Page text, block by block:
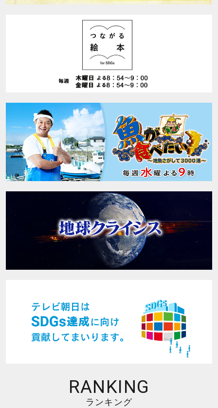
RANKING
ランキング